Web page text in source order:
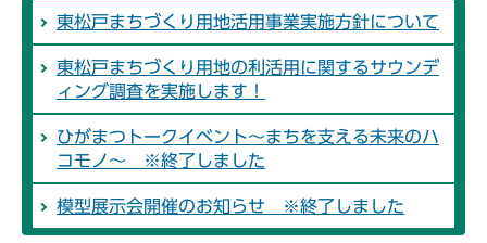
東松戸まちづくり用地活用事業実施方針について
東松戸まちづくり用地の利活用に関するサウンデ
ィング調査を実施します！
ひがまつトークイベント～まちを支える未来のハ
コモノ～ ※終了しました
模型展示会開催のお知らせ ※終了しました